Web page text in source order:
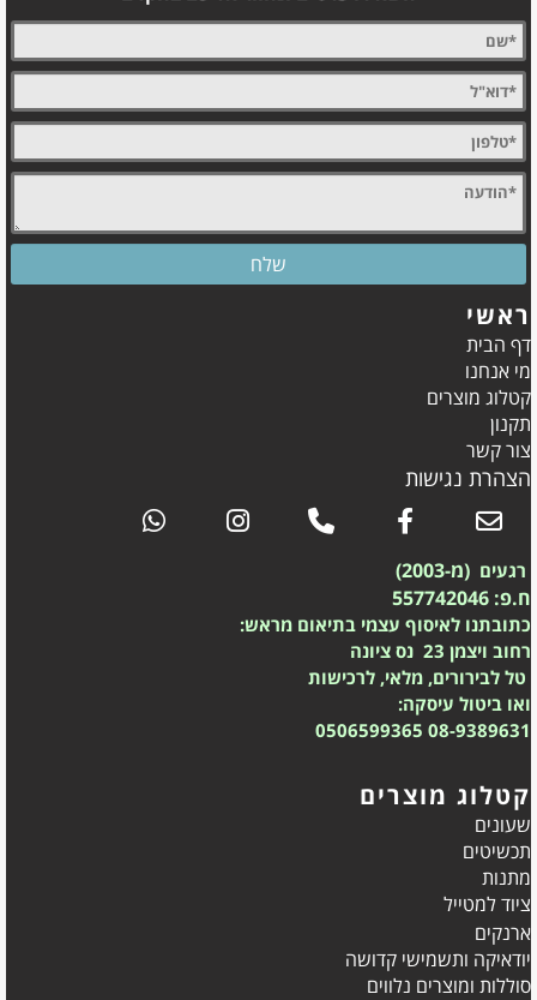
ראשי
דף הבית
מי אנחנו
קטלוג מוצרים
תקנון
צור קשר
הצהרת נגישות
רגעים (מ-2003)
ח.פ: 557742046
כתובתנו לאיסוף עצמי בתיאום מראש:
רחוב ויצמן 23 נס ציונה
טל לבירורים, מלאי, לרכישות
ואו ביטול עיסקה:
08-9389631
0506599365
קטלוג מוצרים
שעונים
תכשיטים
מתנות
ציוד למטייל
ארנקים
יודאיקה ותשמישי קדושה
סוללות ומוצרים נלווים